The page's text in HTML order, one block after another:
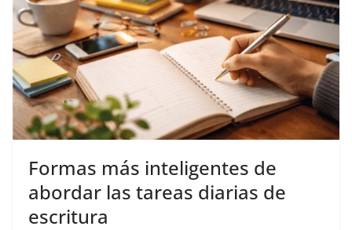
Formas más inteligentes de
abordar las tareas diarias de
escritura